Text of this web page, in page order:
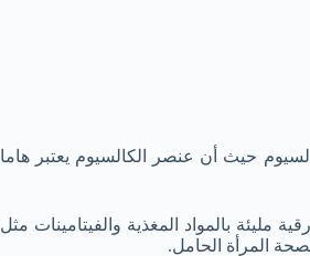
حيث أن عنصر الكالسيوم يعتبر هاما
مليئة بالمواد المغذية والفيتامينات مثل
المرأة الحامل.